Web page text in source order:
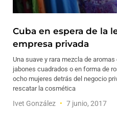
Cuba en espera de la
empresa privada
Una suave y rara mezcla de
jabones cuadrados o en forma de
ocho mujeres detrás del negocio
rescatar la cosmética
Ivet González 7 junio, 2017